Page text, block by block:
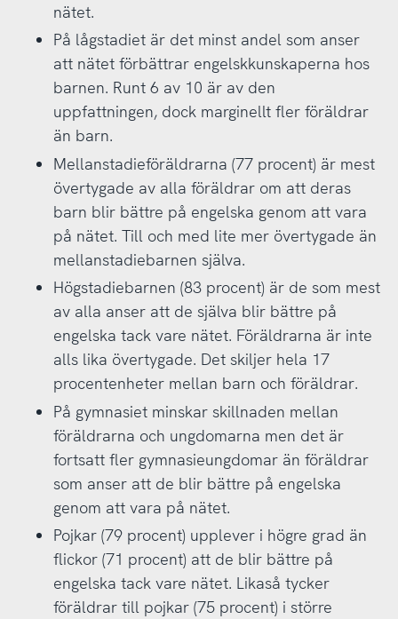
nätet.
På lågstadiet är det minst andel som anser
att nätet förbättrar engelskkunskaperna hos
barnen. Runt 6 av 10 är av den
uppfattningen, dock marginellt fler föräldrar
än barn.
Mellanstadieföräldrarna (77 procent) är mest
övertygade av alla föräldrar om att deras
barn blir bättre på engelska genom att vara
på nätet. Till och med lite mer övertygade än
mellanstadiebarnen själva.
Högstadiebarnen (83 procent) är de som mest
av alla anser att de själva blir bättre på
engelska tack vare nätet. Föräldrarna är inte
alls lika övertygade. Det skiljer hela 17
procentenheter mellan barn och föräldrar.
På gymnasiet minskar skillnaden mellan
föräldrarna och ungdomarna men det är
fortsatt fler gymnasieungdomar än föräldrar
som anser att de blir bättre på engelska
genom att vara på nätet.
Pojkar (79 procent) upplever i högre grad än
flickor (71 procent) att de blir bättre på
engelska tack vare nätet. Likaså tycker
föräldrar till pojkar (75 procent) i större